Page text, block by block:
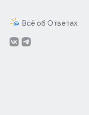
Всё об Ответах